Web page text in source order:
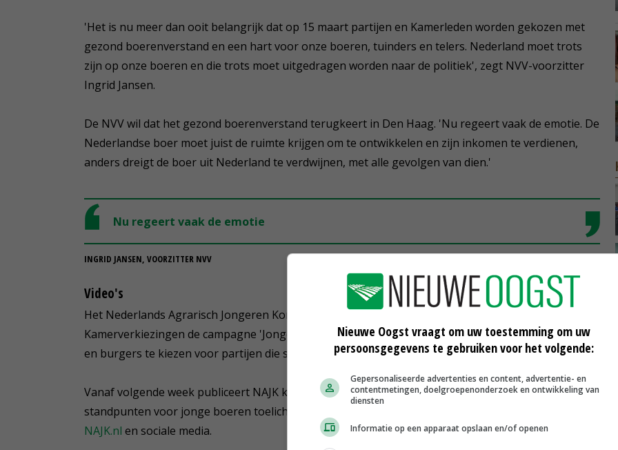
'Het is nu meer dan ooit belangrijk dat op 15 maart partijen en Kamerleden worden gekozen met
gezond boerenverstand en een hart voor onze boeren, tuinders en telers. Nederland moet trots
zijn op onze boeren en die trots moet uitgedragen worden naar de politiek', zegt NVV-voorzitter
Ingrid Jansen.
De NVV wil dat het gezond boerenverstand terugkeert in Den Haag. 'Nu regeert vaak de emotie. De
Nederlandse boer moet juist de ruimte krijgen om te ontwikkelen en zijn inkomen te verdienen,
anders dreigt de boer uit Nederland te verdwijnen, met alle gevolgen van dien.'
Nu regeert vaak de emotie
INGRID JANSEN, VOORZITTER NVV
Video's
Het Nederlands Agrarisch Jongeren Kontakt (NAJK) start in aanloop naar de Tweede
Kamerverkiezingen de campagne 'Jonge boeren en tuinders: kies wijs!' NAJK vraagt jonge agrariërs
en burgers te kiezen voor partijen die staan voor een toekomstbestendige land- en tuinbouw.
Vanaf volgende week publiceert NAJK korte video's waarin landbouwwoordvoerders de politieke
standpunten voor jonge boeren toelichten. De video's 'kies wijs!' zijn onder meer te vinden op
NAJK.nl en sociale media.
Nieuwe Oogst vraagt om uw toestemming om uw
persoonsgegevens te gebruiken voor het volgende:
Gepersonaliseerde advertenties en content, advertentie- en
contentmetingen, doelgroepenonderzoek en ontwikkeling van
diensten
Informatie op een apparaat opslaan en/of openen